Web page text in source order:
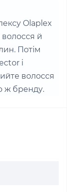
Olaplex
й
Потім
і
волосся
ж бренду.